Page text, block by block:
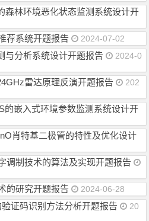
森林环境恶化状态监测系统设计开
荐系统开题报告
2024-07-02
与分析系统设计开题报告
2024-0
雷达原理反演开题报告
202
的嵌入式环境参数监测系统设计开
肖特基二极管的特性及优化设计
调制技术的算法及实现开题报告
的研究开题报告
2024-06-28
证码识别方法分析开题报告
20